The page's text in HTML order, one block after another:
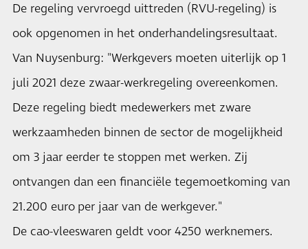
De regeling vervroegd uittreden (RVU-regeling) is
ook opgenomen in het onderhandelingsresultaat.
Van Nuysenburg: "Werkgevers moeten uiterlijk op 1
juli 2021 deze zwaar-werkregeling overeenkomen.
Deze regeling biedt medewerkers met zware
werkzaamheden binnen de sector de mogelijkheid
om 3 jaar eerder te stoppen met werken. Zij
ontvangen dan een financiële tegemoetkoming van
21.200 euro per jaar van de werkgever."
De cao-vleeswaren geldt voor 4250 werknemers.